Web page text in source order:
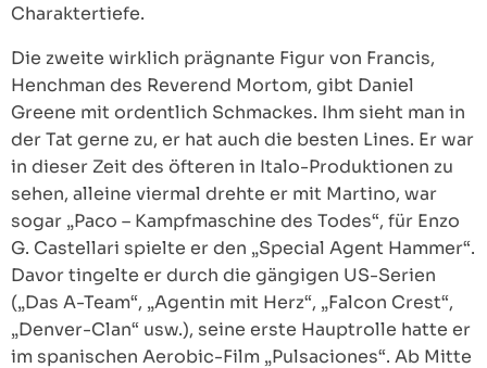
Charaktertiefe.
Die zweite wirklich prägnante Figur von Francis,
Henchman des Reverend Mortom, gibt Daniel
Greene mit ordentlich Schmackes. Ihm sieht man in
der Tat gerne zu, er hat auch die besten Lines. Er war
in dieser Zeit des öfteren in Italo-Produktionen zu
sehen, alleine viermal drehte er mit Martino, war
sogar „Paco – Kampfmaschine des Todes“, für Enzo
G. Castellari spielte er den „Special Agent Hammer“.
Davor tingelte er durch die gängigen US-Serien
(„Das A-Team“, „Agentin mit Herz“, „Falcon Crest“,
„Denver-Clan“ usw.), seine erste Hauptrolle hatte er
im spanischen Aerobic-Film „Pulsaciones“. Ab Mitte